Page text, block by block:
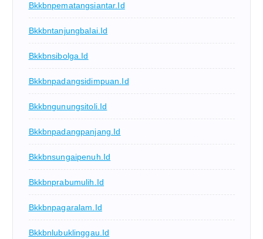
Bkkbnpematangsiantar.id
Bkkbntanjungbalai.id
Bkkbnsibolga.id
Bkkbnpadangsidimpuan.id
Bkkbngunungsitoli.id
Bkkbnpadangpanjang.id
Bkkbnsungaipenuh.id
Bkkbnprabumulih.id
Bkkbnpagaralam.id
Bkkbnlubuklinggau.id